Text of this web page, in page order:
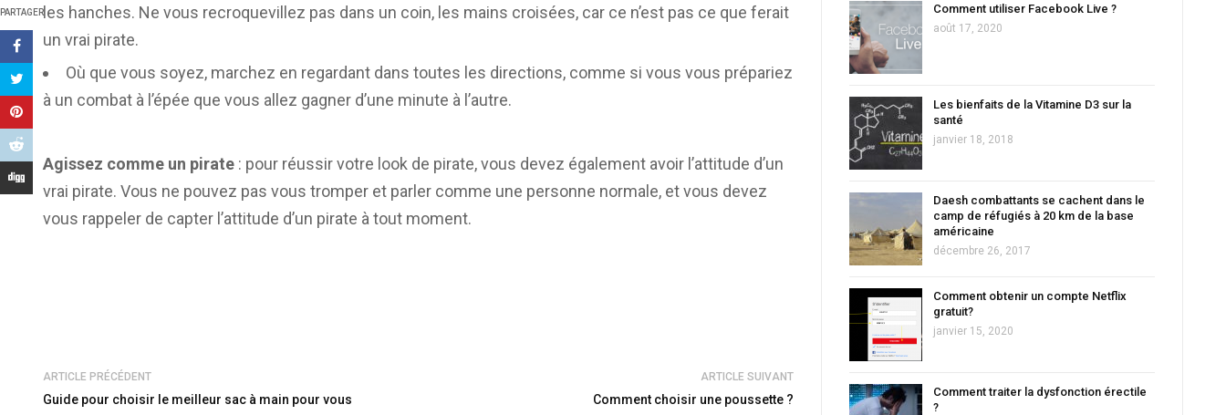
PARTAGERles hanches. Ne vous recroquevillez pas dans un coin, les mains croisées, car ce n’est pas ce que ferait
un vrai pirate.
Où que vous soyez, marchez en regardant dans toutes les directions, comme si vous vous prépariez
à un combat à l’épée que vous allez gagner d’une minute à l’autre.
Agissez comme un pirate : pour réussir votre look de pirate, vous devez également avoir l’attitude d’un
vrai pirate. Vous ne pouvez pas vous tromper et parler comme une personne normale, et vous devez
vous rappeler de capter l’attitude d’un pirate à tout moment.
ARTICLE PRÉCÉDENT
Guide pour choisir le meilleur sac à main pour vous
ARTICLE SUIVANT
Comment choisir une poussette ?
Comment utiliser Facebook Live ?
août 17, 2020
Les bienfaits de la Vitamine D3 sur la
santé
janvier 18, 2018
Daesh combattants se cachent dans le
camp de réfugiés à 20 km de la base
américaine
décembre 26, 2017
Comment obtenir un compte Netflix
gratuit?
janvier 15, 2020
Comment traiter la dysfonction érectile
?